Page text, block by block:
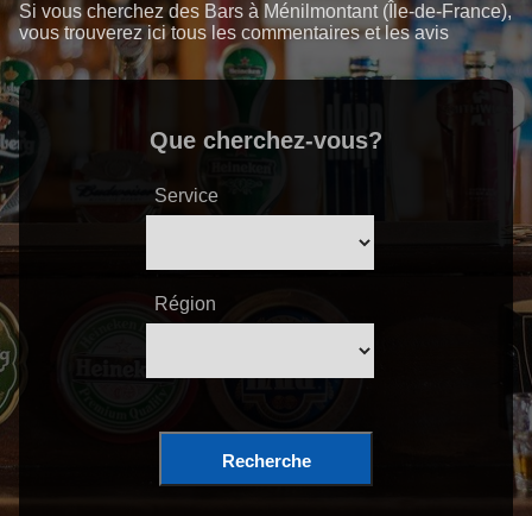
Si vous cherchez des Bars à Ménilmontant (Île-de-France),
vous trouverez ici tous les commentaires et les avis
Que cherchez-vous?
Service
Région
Recherche